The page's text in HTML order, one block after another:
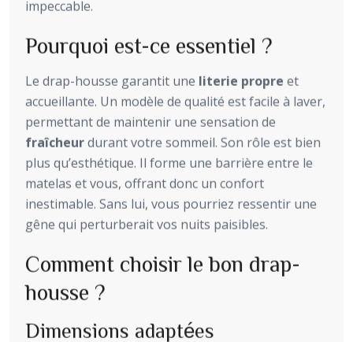
impeccable.
Pourquoi est-ce essentiel ?
Le drap-housse garantit une literie propre et
accueillante. Un modèle de qualité est facile à laver,
permettant de maintenir une sensation de
fraîcheurdurant votre sommeil. Son rôle est bien
plus qu’esthétique. Il forme une barrière entre le
matelas et vous, offrant donc un confort
inestimable. Sans lui, vous pourriez ressentir une
gêne qui perturberait vos nuits paisibles.
Comment choisir le bon drap-
housse ?
Dimensions adaptées